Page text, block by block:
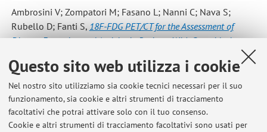
Questo sito web utilizza i cookie
Nel nostro sito utilizziamo sia cookie tecnici necessari per il suo
funzionamento, sia cookie e altri strumenti di tracciamento
facoltativi che potrai attivare solo con il tuo consenso.
Cookie e altri strumenti di tracciamento facoltativi sono usati per
Ambrosini V; Zompatori M; Fasano L; Nanni C; Nava S;
Rubello D; Fanti S, 18F-FDG PET/CT for the Assessment of
Disease Extension and Activity in Patients With Sarcoidosis:
NUCLEAR MEDICINE», 2013, 38, pp. 171 - 177 [articolo]